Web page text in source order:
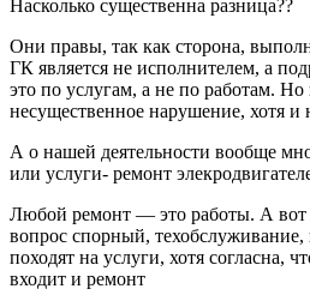
Насколько существенна разница??
Они правы, так как сторона,
ГК является не исполнителем, а
это по услугам, а не по работам. Но
несущественное нарушение, хотя и
А о нашей деятельности вообще
или услуги- ремонт
Любой ремонт — это работы. А вот
вопрос спорный, техобслуживание,
походят на услуги, хотя согласна,
входит и ремонт